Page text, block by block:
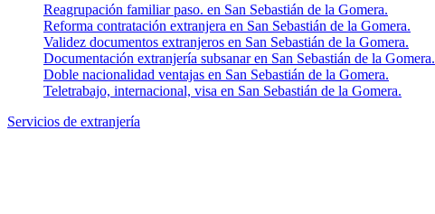
Reagrupación familiar paso. en San Sebastián de la Gomera.
Reforma contratación extranjera en San Sebastián de la Gomera.
Validez documentos extranjeros en San Sebastián de la Gomera.
Documentación extranjería subsanar en San Sebastián de la Gomera.
Doble nacionalidad ventajas en San Sebastián de la Gomera.
Teletrabajo, internacional, visa en San Sebastián de la Gomera.
Servicios de extranjería